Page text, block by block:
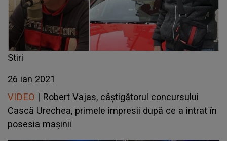
Stiri
26 ian 2021
VIDEO | Robert Vajas, câștigătorul concursului
Cască Urechea, primele impresii după ce a intrat în
posesia mașinii